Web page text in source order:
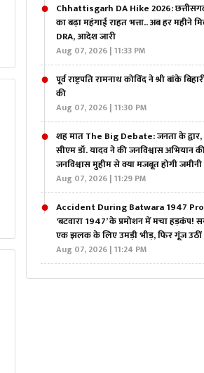
Chhattisgarh DA Hike 2026:
का बढ़ा‌ महंगाई राहत भत्ता.. अब हर महीने
DRA, आदेश जारी
Aug 07, 2026 | 11:33 PM
पूर्व राष्ट्रपति रामनाथ कोविंद ने श्री बांके
की
Aug 07, 2026 | 11:30 PM
शह मात The Big Debate: जनता के द्वार,
सीएम डॉ. यादव ने की जनविश्वास
जनविश्वास मुहीम से क्या मजबूत होगी
Aug 07, 2026 | 11:29 PM
Accident During Batwara 1947
‘बटवारा 1947’ के प्रमोशन में मचा
एक झलक के लिए उमड़ी भीड़, फिर गूंज
Aug 07, 2026 | 11:24 PM